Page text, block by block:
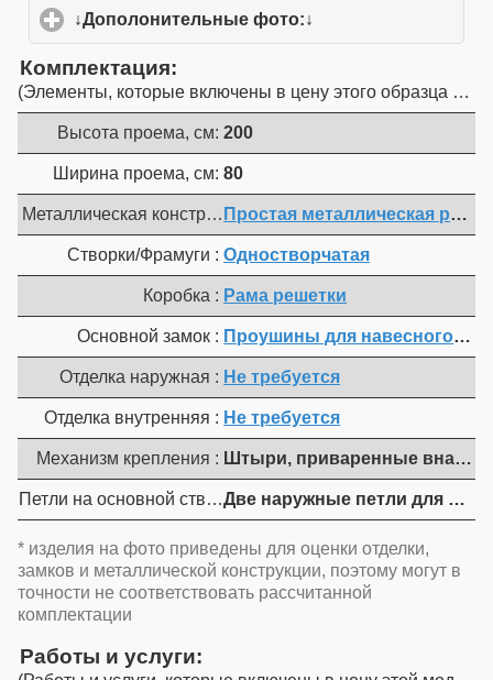
↓Дополонительные фото:↓
Комплектация
Элементы, которые включены в цену этого образца
Высота проема, см:200
Ширина проема, см:80
Металлическая конструкция :Простая металлическая
Створки/Фрамуги :Одностворчатая
Коробка : Рама решетки
Основной замок : Проушины для навесного
Отделка наружная : Не требуется
Отделка внутренняя : Не требуется
Механизм крепления : Штыри, приваренные
Петли на основной створке :Две наружные петли для
* изделия на фото приведены для оценки отделки,
замков и металлической конструкции, поэтому могут в
точности не соответствовать рассчитанной
комплектации
Работы и услуги